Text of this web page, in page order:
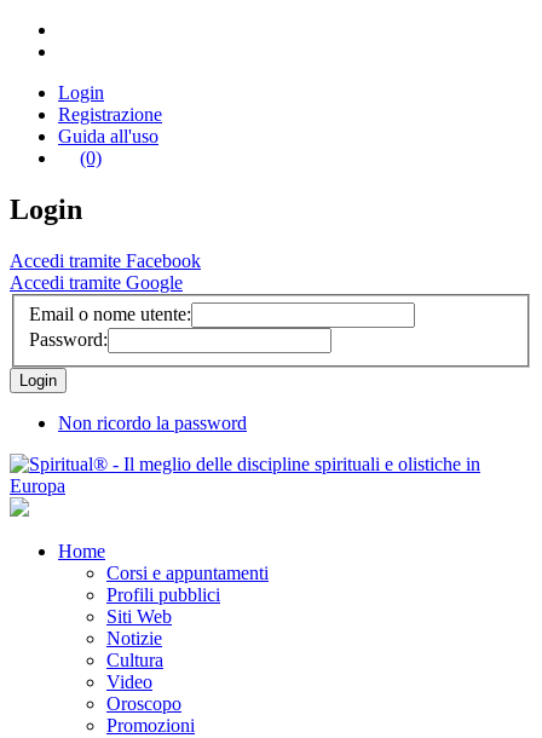
Login
Registrazione
Guida all'uso
(0)
Login
Accedi tramite Facebook
Accedi tramite Google
Email o nome utente:
Password:
Non ricordo la password
Home
Corsi e appuntamenti
Profili pubblici
Siti Web
Notizie
Cultura
Video
Oroscopo
Promozioni